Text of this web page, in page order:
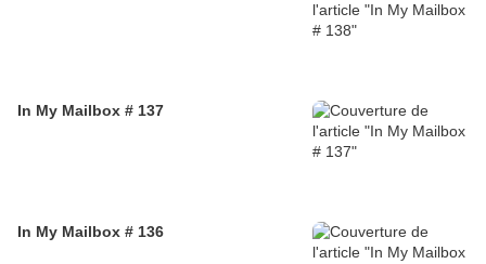
In My Mailbox # 137
In My Mailbox # 136